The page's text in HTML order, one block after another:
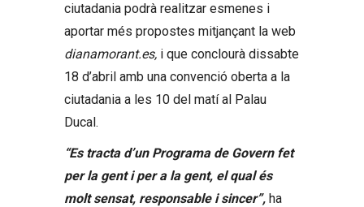
ciutadania podrà realitzar esmenes i
aportar més propostes mitjançant la web
dianamorant.es, i que conclourà dissabte
18 d’abril amb una convenció oberta a la
ciutadania a les 10 del matí al Palau
Ducal.
“Es tracta d’un Programa de Govern fet
per la gent i per a la gent, el qual és
molt sensat, responsable i sincer”, ha